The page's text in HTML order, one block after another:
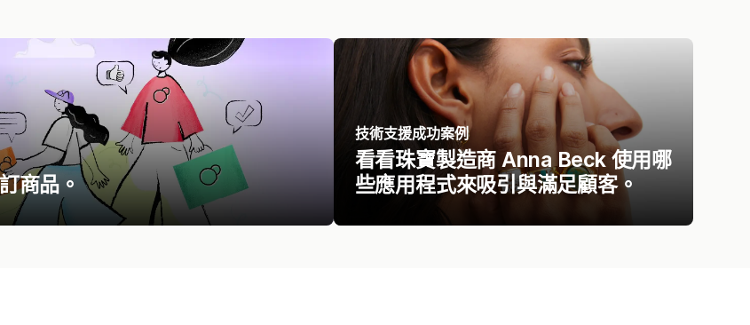
商品。
技術支援成功案例
看看珠寶製造商 Anna Beck 使用哪
些應用程式來吸引與滿足顧客。